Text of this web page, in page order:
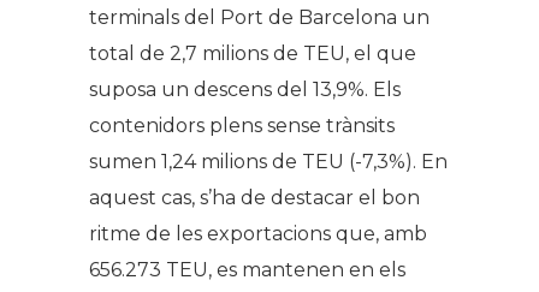
terminals del Port de Barcelona un
total de 2,7 milions de TEU, el que
suposa un descens del 13,9%. Els
contenidors plens sense trànsits
sumen 1,24 milions de TEU (-7,3%). En
aquest cas, s’ha de destacar el bon
ritme de les exportacions que, amb
656.273 TEU, es mantenen en els